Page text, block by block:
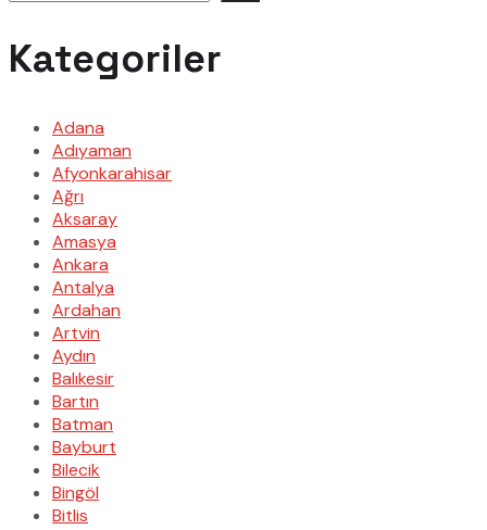
Kategoriler
Adana
Adıyaman
Afyonkarahisar
Ağrı
Aksaray
Amasya
Ankara
Antalya
Ardahan
Artvin
Aydın
Balıkesir
Bartın
Batman
Bayburt
Bilecik
Bingöl
Bitlis